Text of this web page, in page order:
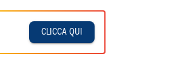
CLICCA QUI